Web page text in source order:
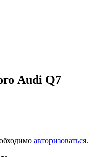
Audi Q7
авторизоваться.